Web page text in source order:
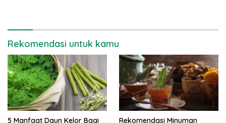
Rekomendasi untuk kamu
5 Manfaat Daun Kelor Bagi
Rekomendasi Minuman